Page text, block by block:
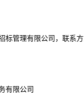
标管理有限公司，联系
有限公司